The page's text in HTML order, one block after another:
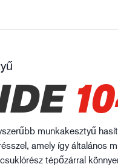
SPARX™
XLNT™
Gépipar
munkakesztyű
amely így általános
tépőzárral